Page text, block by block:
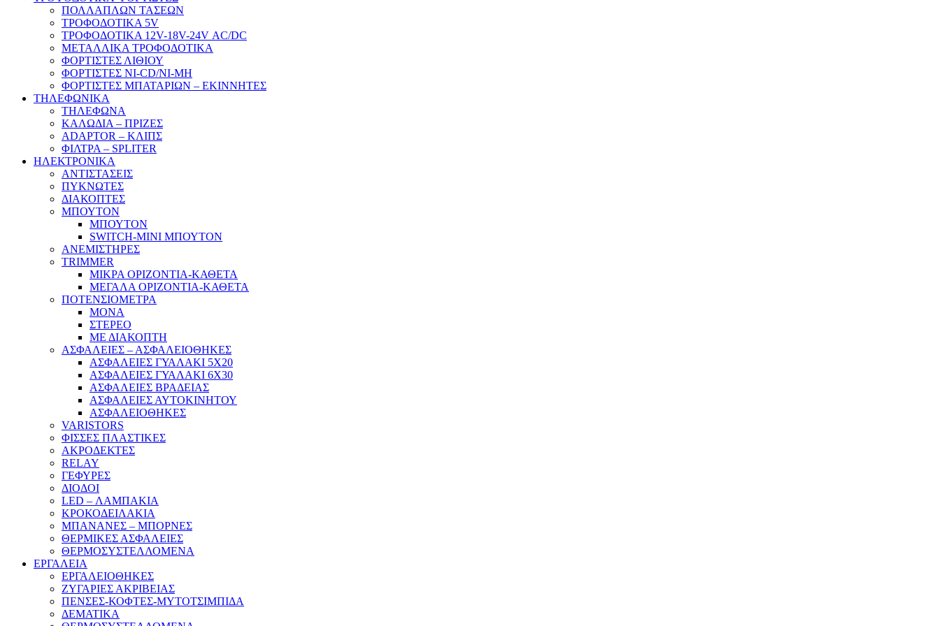
ΠΟΛΛΑΠΛΩΝ ΤΑΣΕΩΝ
ΤΡΟΦΟΔΟΤΙΚΑ 5V
ΤΡΟΦΟΔΟΤΙΚΑ 12V-18V-24V ΑC/DC
ΜΕΤΑΛΛΙΚΑ ΤΡΟΦΟΔΟΤΙΚΑ
ΦΟΡΤΙΣΤΕΣ ΛΙΘΙΟΥ
ΦΟΡΤΙΣΤΕΣ NI-CD/NI-MH
ΦΟΡΤΙΣΤΕΣ ΜΠΑΤΑΡΙΩΝ – ΕΚΙΝΝΗΤΕΣ
ΤΗΛΕΦΩΝΙΚΑ
ΤΗΛΕΦΩΝΑ
ΚΑΛΩΔΙΑ – ΠΡΙΖΕΣ
ADAPTOR – ΚΛΙΠΣ
ΦΙΛΤΡΑ – SPLITER
ΗΛΕΚΤΡΟΝΙΚΑ
ΑΝΤΙΣΤΑΣΕΙΣ
ΠΥΚΝΩΤΕΣ
ΔΙΑΚΟΠΤΕΣ
ΜΠΟΥΤΟΝ
ΜΠΟΥΤΟΝ
SWITCH-MINI ΜΠΟΥΤΟΝ
ΑΝΕΜΙΣΤΗΡΕΣ
TRIMMER
ΜΙΚΡΑ ΟΡΙΖΟΝΤΙΑ-ΚΑΘΕΤΑ
ΜΕΓΑΛΑ ΟΡΙΖΟΝΤΙΑ-ΚΑΘΕΤΑ
ΠΟΤΕΝΣΙΟΜΕΤΡΑ
ΜΟΝΑ
ΣΤΕΡΕΟ
ΜΕ ΔΙΑΚΟΠΤΗ
ΑΣΦΑΛΕΙΕΣ – ΑΣΦΑΛΕΙΟΘΗΚΕΣ
ΑΣΦΑΛΕΙΕΣ ΓΥΑΛΑΚΙ 5Χ20
ΑΣΦΑΛΕΙΕΣ ΓΥΑΛΑΚΙ 6Χ30
ΑΣΦΑΛΕΙΕΣ ΒΡΑΔΕΙΑΣ
ΑΣΦΑΛΕΙΕΣ ΑΥΤΟΚΙΝΗΤΟΥ
ΑΣΦΑΛΕΙΟΘΗΚΕΣ
VARISTORS
ΦΙΣΣΕΣ ΠΛΑΣΤΙΚΕΣ
ΑΚΡΟΔΕΚΤΕΣ
RELAY
ΓΕΦΥΡΕΣ
ΔΙΟΔΟΙ
LED – ΛΑΜΠΑΚΙΑ
ΚΡΟΚΟΔΕΙΛΑΚΙΑ
ΜΠΑΝΑΝΕΣ – ΜΠΟΡΝΕΣ
ΘΕΡΜΙΚΕΣ ΑΣΦΑΛΕΙΕΣ
ΘΕΡΜΟΣΥΣΤΕΛΛΟΜΕΝΑ
ΕΡΓΑΛΕΙΑ
ΕΡΓΑΛΕΙΟΘΗΚΕΣ
ΖΥΓΑΡΙΕΣ ΑΚΡΙΒΕΙΑΣ
ΠΕΝΣΕΣ-ΚΟΦΤΕΣ-ΜΥΤΟΤΣΙΜΠΙΔΑ
ΔΕΜΑΤΙΚΑ